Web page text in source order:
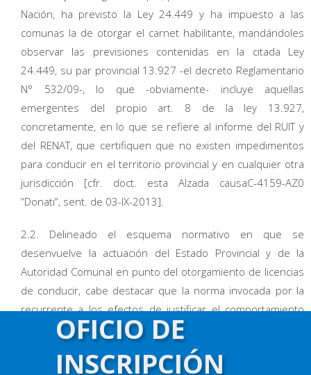
Nación, ha previsto la Ley 24.449 y ha impuesto a las
comunas la de otorgar el carnet habilitante, mandándoles
observar las previsiones contenidas en la citada Ley
24.449, su par provincial 13.927 -el decreto Reglamentario
N° 532/09-, lo que -obviamente- incluye aquellas
emergentes del propio art. 8 de la ley 13.927,
concretamente, en lo que se refiere al informe del RUIT y
del RENAT, que certifiquen que no existen impedimentos
para conducir en el territorio provincial y en cualquier otra
jurisdicción [cfr. doct. esta Alzada causaC-4159-AZ0
“Donati”, sent. de 03-IX-2013].
2.2. Delineado el esquema normativo en que se
desenvuelve la actuación del Estado Provincial y de la
Autoridad Comunal en punto del otorgamiento de licencias
de conducir, cabe destacar que la norma invocada por la
recurrente a los efectos de justificar el comportamiento
reputado manifiestamente ilegítimo por el juzgador de
grado, esto es el art. 19 del Anexo II del decreto N° 532/09
-reglamentario de la ley de tránsito provincial 13.927-,
OFICIO DE
INSCRIPCIÓN